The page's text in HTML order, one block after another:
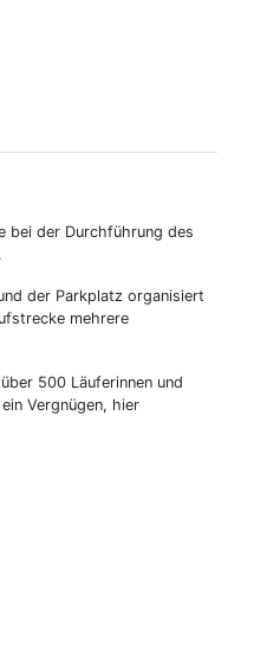
bei der Durchführung des
der Parkplatz organisiert
mehrere
500 Läuferinnen und
Vergnügen, hier